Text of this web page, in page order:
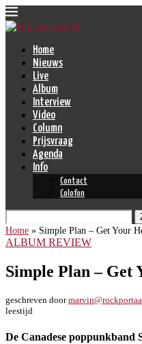
Home
Nieuws
Live
Album
Interview
Video
Column
Prijsvraag
Agenda
Info
Contact
Colofon
Home » Simple Plan – Get Your
ALBUM REVIEW
Simple Plan – Get
geschreven door
leestijd
De Canadese poppunkband